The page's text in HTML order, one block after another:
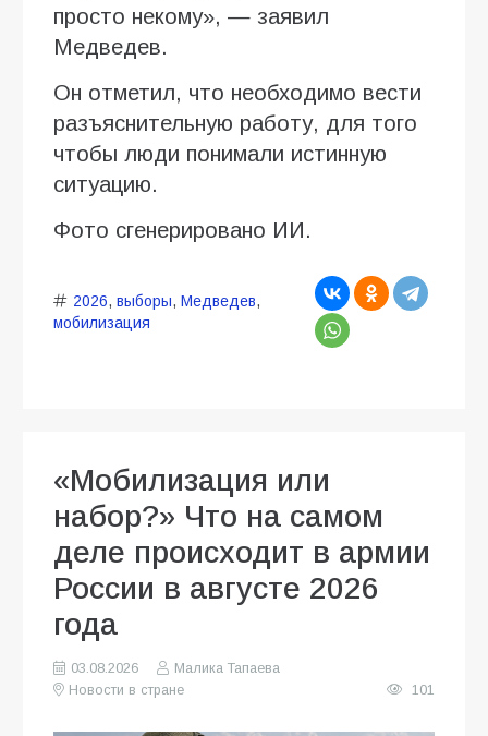
просто некому», — заявил
Медведев.
Он отметил, что необходимо вести
разъяснительную работу, для того
чтобы люди понимали истинную
ситуацию.
Фото сгенерировано ИИ.
2026, выборы, Медведев,
мобилизация
«Мобилизация или
набор?» Что на самом
деле происходит в армии
России в августе 2026
года
03.08.2026
Малика Тапаева
Новости в стране
101